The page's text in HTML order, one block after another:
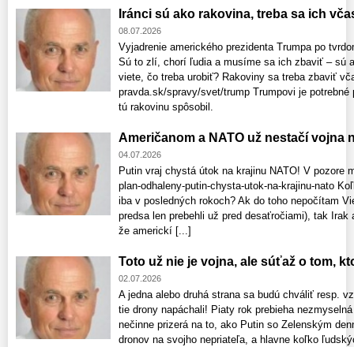
Iránci sú ako rakovina, treba sa ich
08.07.2026
Vyjadrenie amerického prezidenta Trumpa po
Sú to zlí, chorí ľudia a musíme sa ich zbaviť – sú
viete, čo treba urobiť? Rakoviny sa treba zbaviť
pravda.sk/spravy/svet/trump Trumpovi je
tú rakovinu spôsobil.
Američanom a NATO už nestačí vojna
04.07.2026
Putin vraj chystá útok na krajinu NATO! V
plan-odhaleny-putin-chysta-utok-na-krajinu-nato
iba v posledných rokoch? Ak do toho nepočítam
predsa len prebehli už pred desaťročiami), tak
že americkí [...]
Toto už nie je vojna, ale súťaž o tom,
02.07.2026
A jedna alebo druhá strana sa budú chváliť resp.
tie drony napáchali! Piaty rok prebieha
nečinne prizerá na to, ako Putin so Zelenským
dronov na svojho nepriateľa, a hlavne koľko